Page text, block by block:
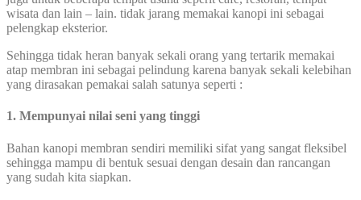
wisata dan lain – lain. tidak jarang memakai kanopi ini sebagai
pelengkap eksterior.
Sehingga tidak heran banyak sekali orang yang tertarik memakai
atap membran ini sebagai pelindung karena banyak sekali kelebihan
yang dirasakan pemakai salah satunya seperti :
1. Mempunyai nilai seni yang tinggi
Bahan kanopi membran sendiri memiliki sifat yang sangat fleksibel
sehingga mampu di bentuk sesuai dengan desain dan rancangan
yang sudah kita siapkan.